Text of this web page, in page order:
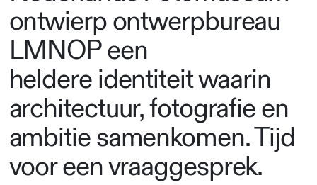
ontwierp ontwerpbureau
LMNOP een
heldere identiteit waarin
architectuur, fotografie en
ambitie samenkomen. Tijd
voor een vraaggesprek.